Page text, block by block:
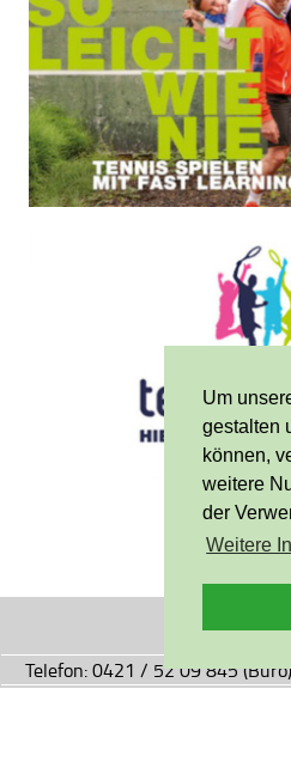
Um
gestalten
können,
weitere
der
Weitere
Telefon: 0421 / 52 09 845 (Büro)